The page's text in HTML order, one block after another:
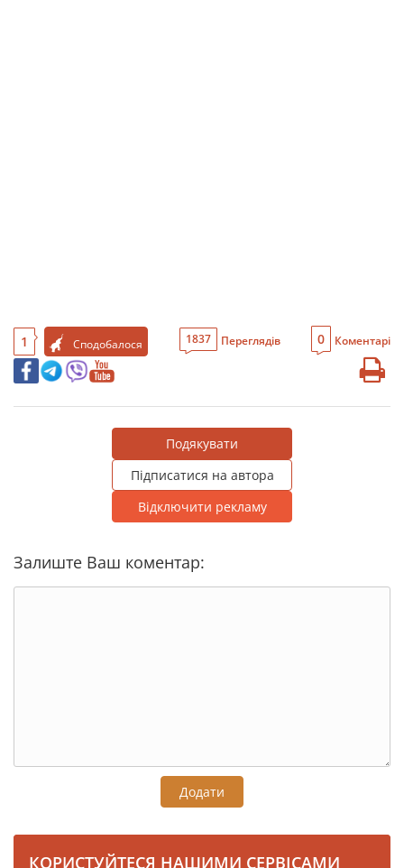
1 Сподобалося 1837 Переглядів 0 Коментарі
Подякувати
Підписатися на автора
Відключити рекламу
Залиште Ваш коментар:
Додати
КОРИСТУЙТЕСЯ НАШИМИ СЕРВІСАМИ